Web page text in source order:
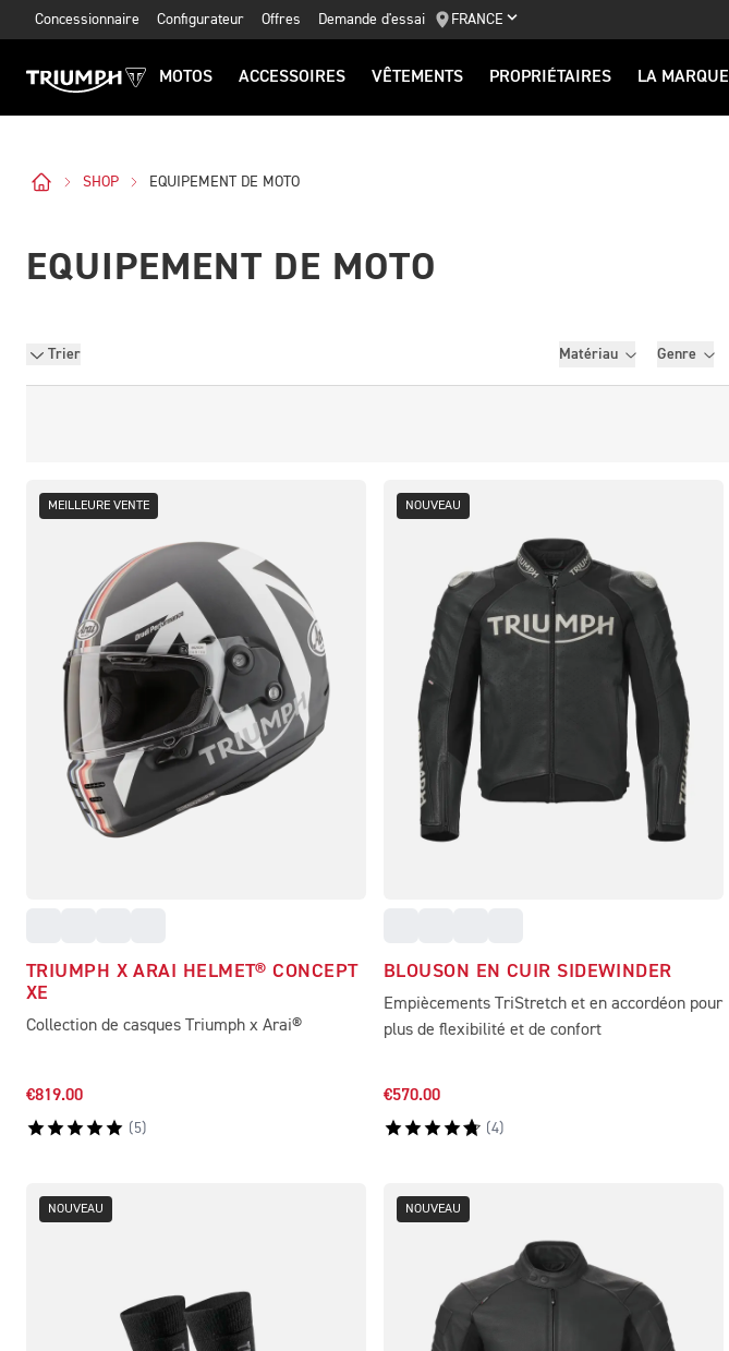
Concessionnaire Configurateur Offres Demande d'essai FRANCE
MOTOS ACCESSOIRES VÊTEMENTS PROPRIÉTAIRES LA MARQUE
SHOP EQUIPEMENT DE MOTO
EQUIPEMENT DE MOTO
Trier Filtres
Matériau Genre
MEILLEURE VENTE
TRIUMPH X ARAI HELMET® CONCEPT
XE
Collection de casques Triumph x Arai®
€819.00
( 5)
NOUVEAU
BLOUSON EN CUIR SIDEWINDER
Empiècements TriStretch et en accordéon pour
plus de flexibilité et de confort
€570.00
(4)
NOUVEAU NOUVEAU